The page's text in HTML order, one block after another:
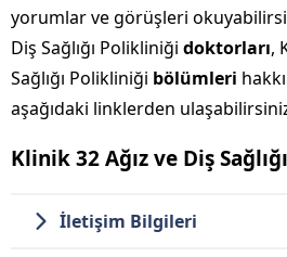
yorumlar ve görüşleri
Diş Sağlığı Polikliniği doktorları,
Sağlığı Polikliniği bölümleri
aşağıdaki linklerden
Klinik 32 Ağız ve Diş
İletişim Bilgileri